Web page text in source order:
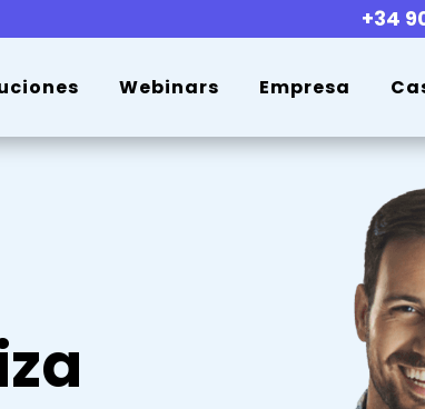
+34
Webinars Empresa